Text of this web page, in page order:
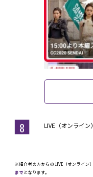
8 LIVE（オンライン
※紹介者の方からのLIVE（オンライン
まで となります。